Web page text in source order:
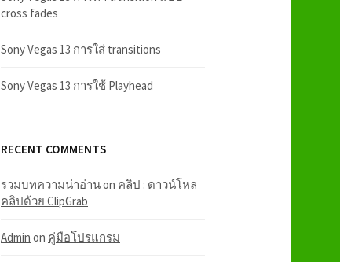
cross fades
Sony Vegas 13 การใส่ transitions
Sony Vegas 13 การใช้ Playhead
RECENT COMMENTS
รวมบทความน่าอ่านon คลิป : ดาวน์โหล
คลิปด้วย ClipGrab
Admin on คู่มือโปรแกรม